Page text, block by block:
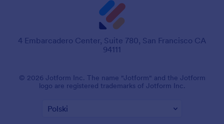
4 Embarcadero Center, Suite 780, San Francisco CA
94111
© 2026 Jotform Inc. The name "Jotform" and the Jotform
logo are registered trademarks of Jotform Inc.